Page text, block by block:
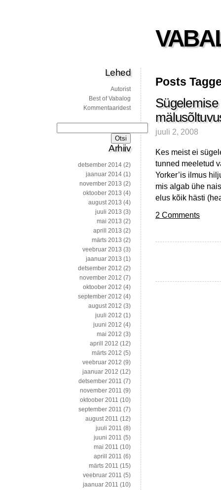
Posts
juuli 2, 2008
Kes meist ei
tunned meeletud
Yorker’is ilmus
mis algab ühe
elus kõik hästi
2 Comments
Lehed
Autorist
Best of Vabalog
Kommentaaridest
Arhiiv
detsember 2014 (2)
jaanuar 2014 (1)
november 2013 (2)
oktoober 2013 (4)
august 2013 (4)
juuli 2013 (3)
mai 2013 (2)
aprill 2013 (2)
märts 2013 (2)
veebruar 2013 (3)
jaanuar 2013 (1)
detsember 2012 (2)
november 2012 (7)
oktoober 2012 (4)
september 2012 (4)
august 2012 (3)
juuli 2012 (1)
juuni 2012 (4)
mai 2012 (3)
aprill 2012 (12)
märts 2012 (5)
veebruar 2012 (9)
jaanuar 2012 (12)
detsember 2011 (7)
november 2011 (9)
oktoober 2011 (10)
september 2011 (7)
august 2011 (12)
juuli 2011 (8)
juuni 2011 (5)
mai 2011 (10)
aprill 2011 (6)
märts 2011 (15)
veebruar 2011 (5)
jaanuar 2011 (10)